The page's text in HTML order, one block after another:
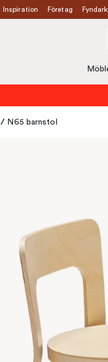
Inspiration Företag
/ N65 barnstol